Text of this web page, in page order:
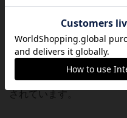
3. プレイのシーケ
ポールポジションのレー
されています。